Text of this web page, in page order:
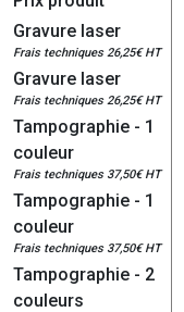
Gravure laser
Frais techniques 26,25€ HT
Gravure laser
Frais techniques 26,25€ HT
Tampographie - 1
couleur
Frais techniques 37,50€ HT
Tampographie - 1
couleur
Frais techniques 37,50€ HT
Tampographie - 2
couleurs